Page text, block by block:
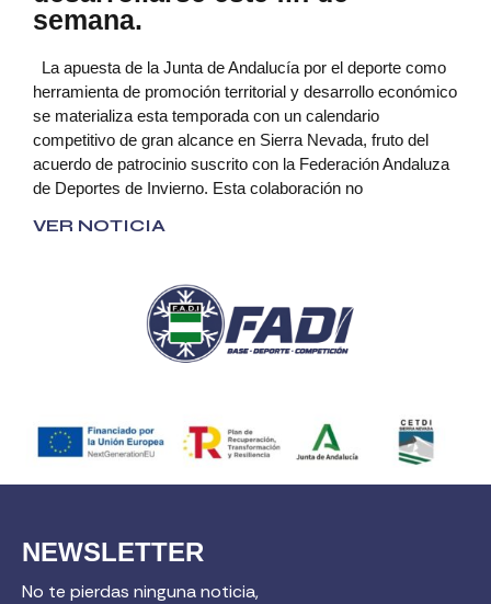
semana.
La apuesta de la Junta de Andalucía por el deporte como
herramienta de promoción territorial y desarrollo económico
se materializa esta temporada con un calendario
competitivo de gran alcance en Sierra Nevada, fruto del
acuerdo de patrocinio suscrito con la Federación Andaluza
de Deportes de Invierno. Esta colaboración no
VER NOTICIA
NEWSLETTER
No te pierdas ninguna noticia,